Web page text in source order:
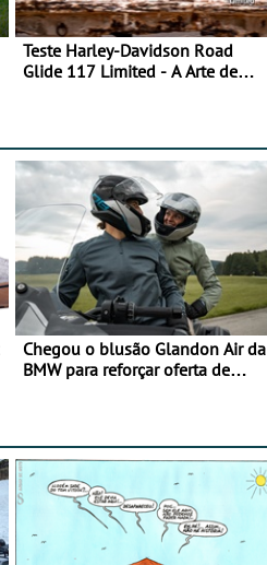
Teste Harley-Davidson Road
Glide 117 Limited - A Arte de
Chegou o blusão Glandon Air da
BMW para reforçar oferta de